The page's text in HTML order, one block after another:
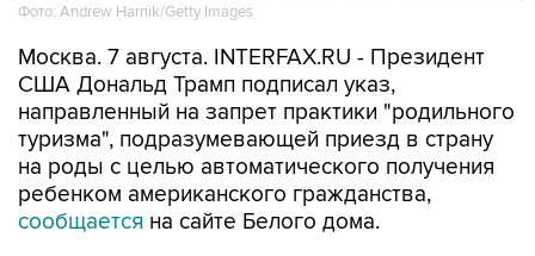
Фото: Andrew Harnik/Getty Images
Москва. 7 августа. INTERFAX.RU - Президент
США Дональд Трамп подписал указ,
направленный на запрет практики "родильного
туризма", подразумевающей приезд в страну
на роды с целью автоматического получения
ребенком американского гражданства,
сообщается на сайте Белого дома.